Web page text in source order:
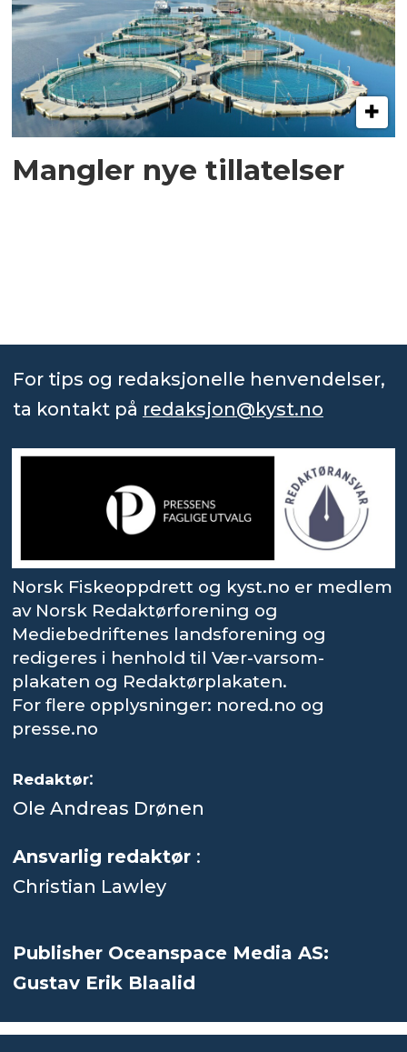
Mangler nye tillatelser
For tips og redaksjonelle henvendelser,
ta kontakt på redaksjon@kyst.no
Norsk Fiskeoppdrett og kyst.no er medlem
av Norsk Redaktørforening og
Mediebedriftenes landsforening og
redigeres i henhold til Vær-varsom-
plakaten og Redaktørplakaten.
For flere opplysninger: nored.no og
presse.no
Redaktør:
Ole Andreas Drønen
Ansvarlig redaktør :
Christian Lawley
Publisher Oceanspace Media AS:
Gustav Erik Blaalid